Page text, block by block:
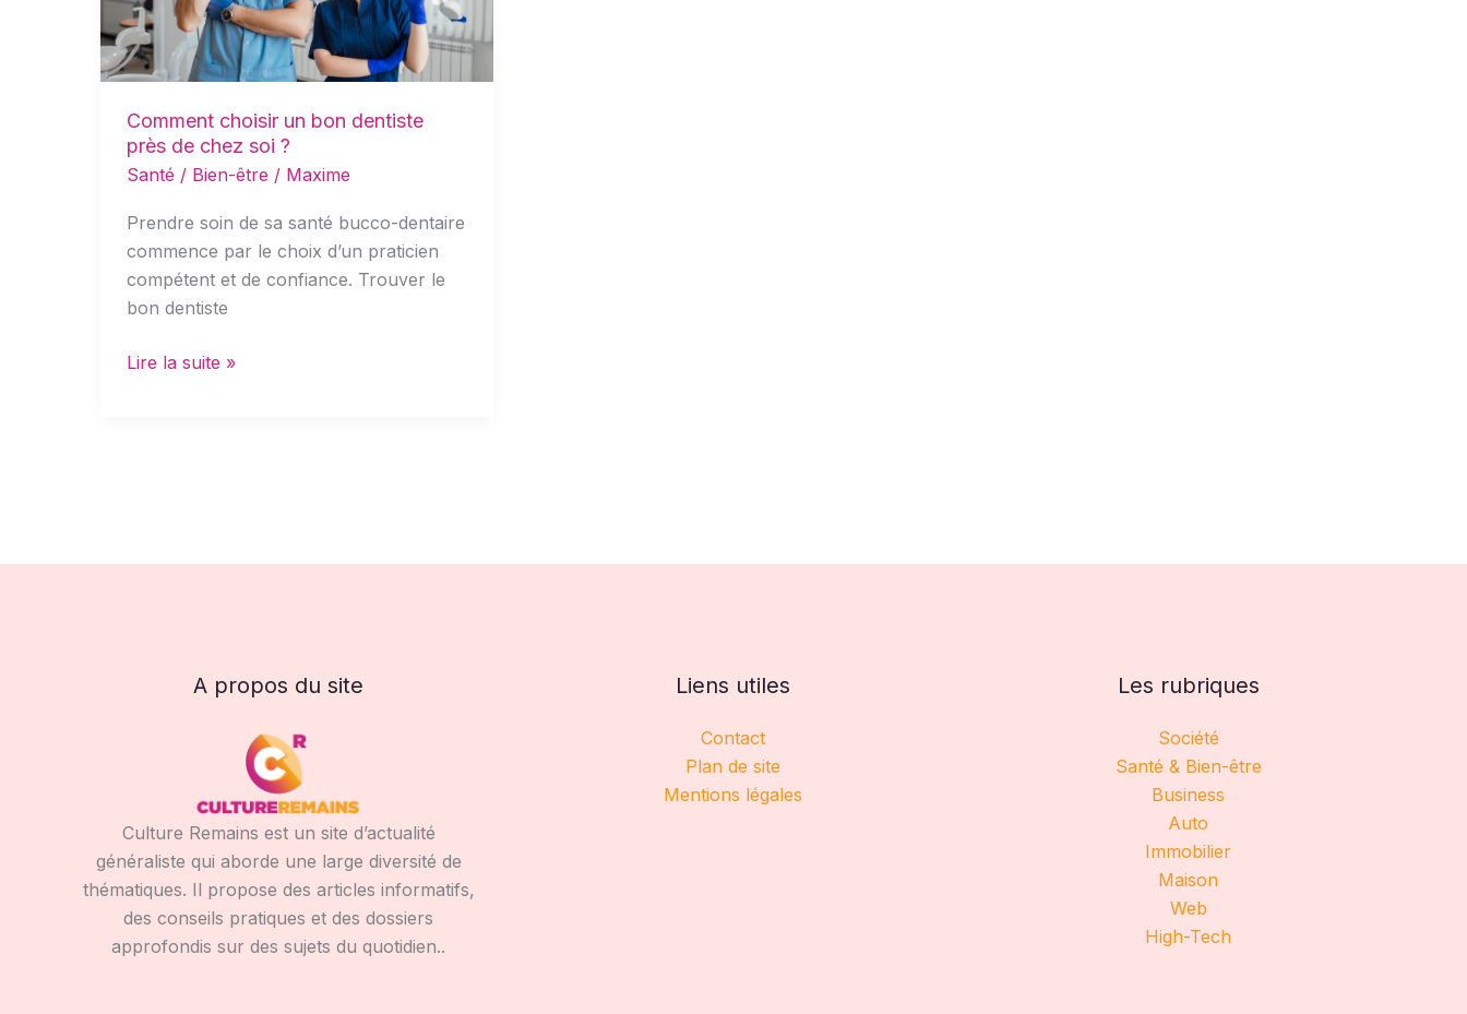
Comment choisir un bon dentiste
près de chez soi ?
Santé / Bien-être / Maxime
Prendre soin de sa santé bucco-dentaire
commence par le choix d’un praticien
compétent et de confiance. Trouver le
bon dentiste
près
de
chez
?
Lire la suite »
A propos du site
Culture Remains est un site d’actualité
généraliste qui aborde une large diversité de
thématiques. Il propose des articles informatifs,
des conseils pratiques et des dossiers
approfondis sur des sujets du quotidien..
Liens utiles
Contact
Plan de site
Mentions légales
Les rubriques
Société
Santé & Bien-être
Business
Auto
Immobilier
Maison
Web
High-Tech